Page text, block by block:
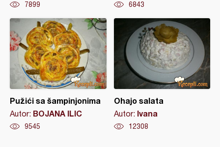
7899 6843
Pužići sa šampinjonima
Autor: BOJANA ILIC
9545
Ohajo salata
Autor: Ivana
12308